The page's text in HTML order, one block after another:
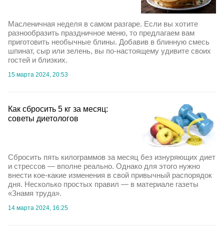
Масленичная неделя в самом разгаре. Если вы хотите
разнообразить праздничное меню, то предлагаем вам
приготовить необычные блины. Добавив в блинную смесь
шпинат, сыр или зелень, вы по-настоящему удивите своих
гостей и близких.
15 марта 2024, 20:53
Как сбросить 5 кг за месяц:
советы диетологов
Сбросить пять килограммов за месяц без изнуряющих диет
и стрессов — вполне реально. Однако для этого нужно
внести кое-какие изменения в свой привычный распорядок
дня. Несколько простых правил — в материале газеты
«Знамя труда».
14 марта 2024, 16:25